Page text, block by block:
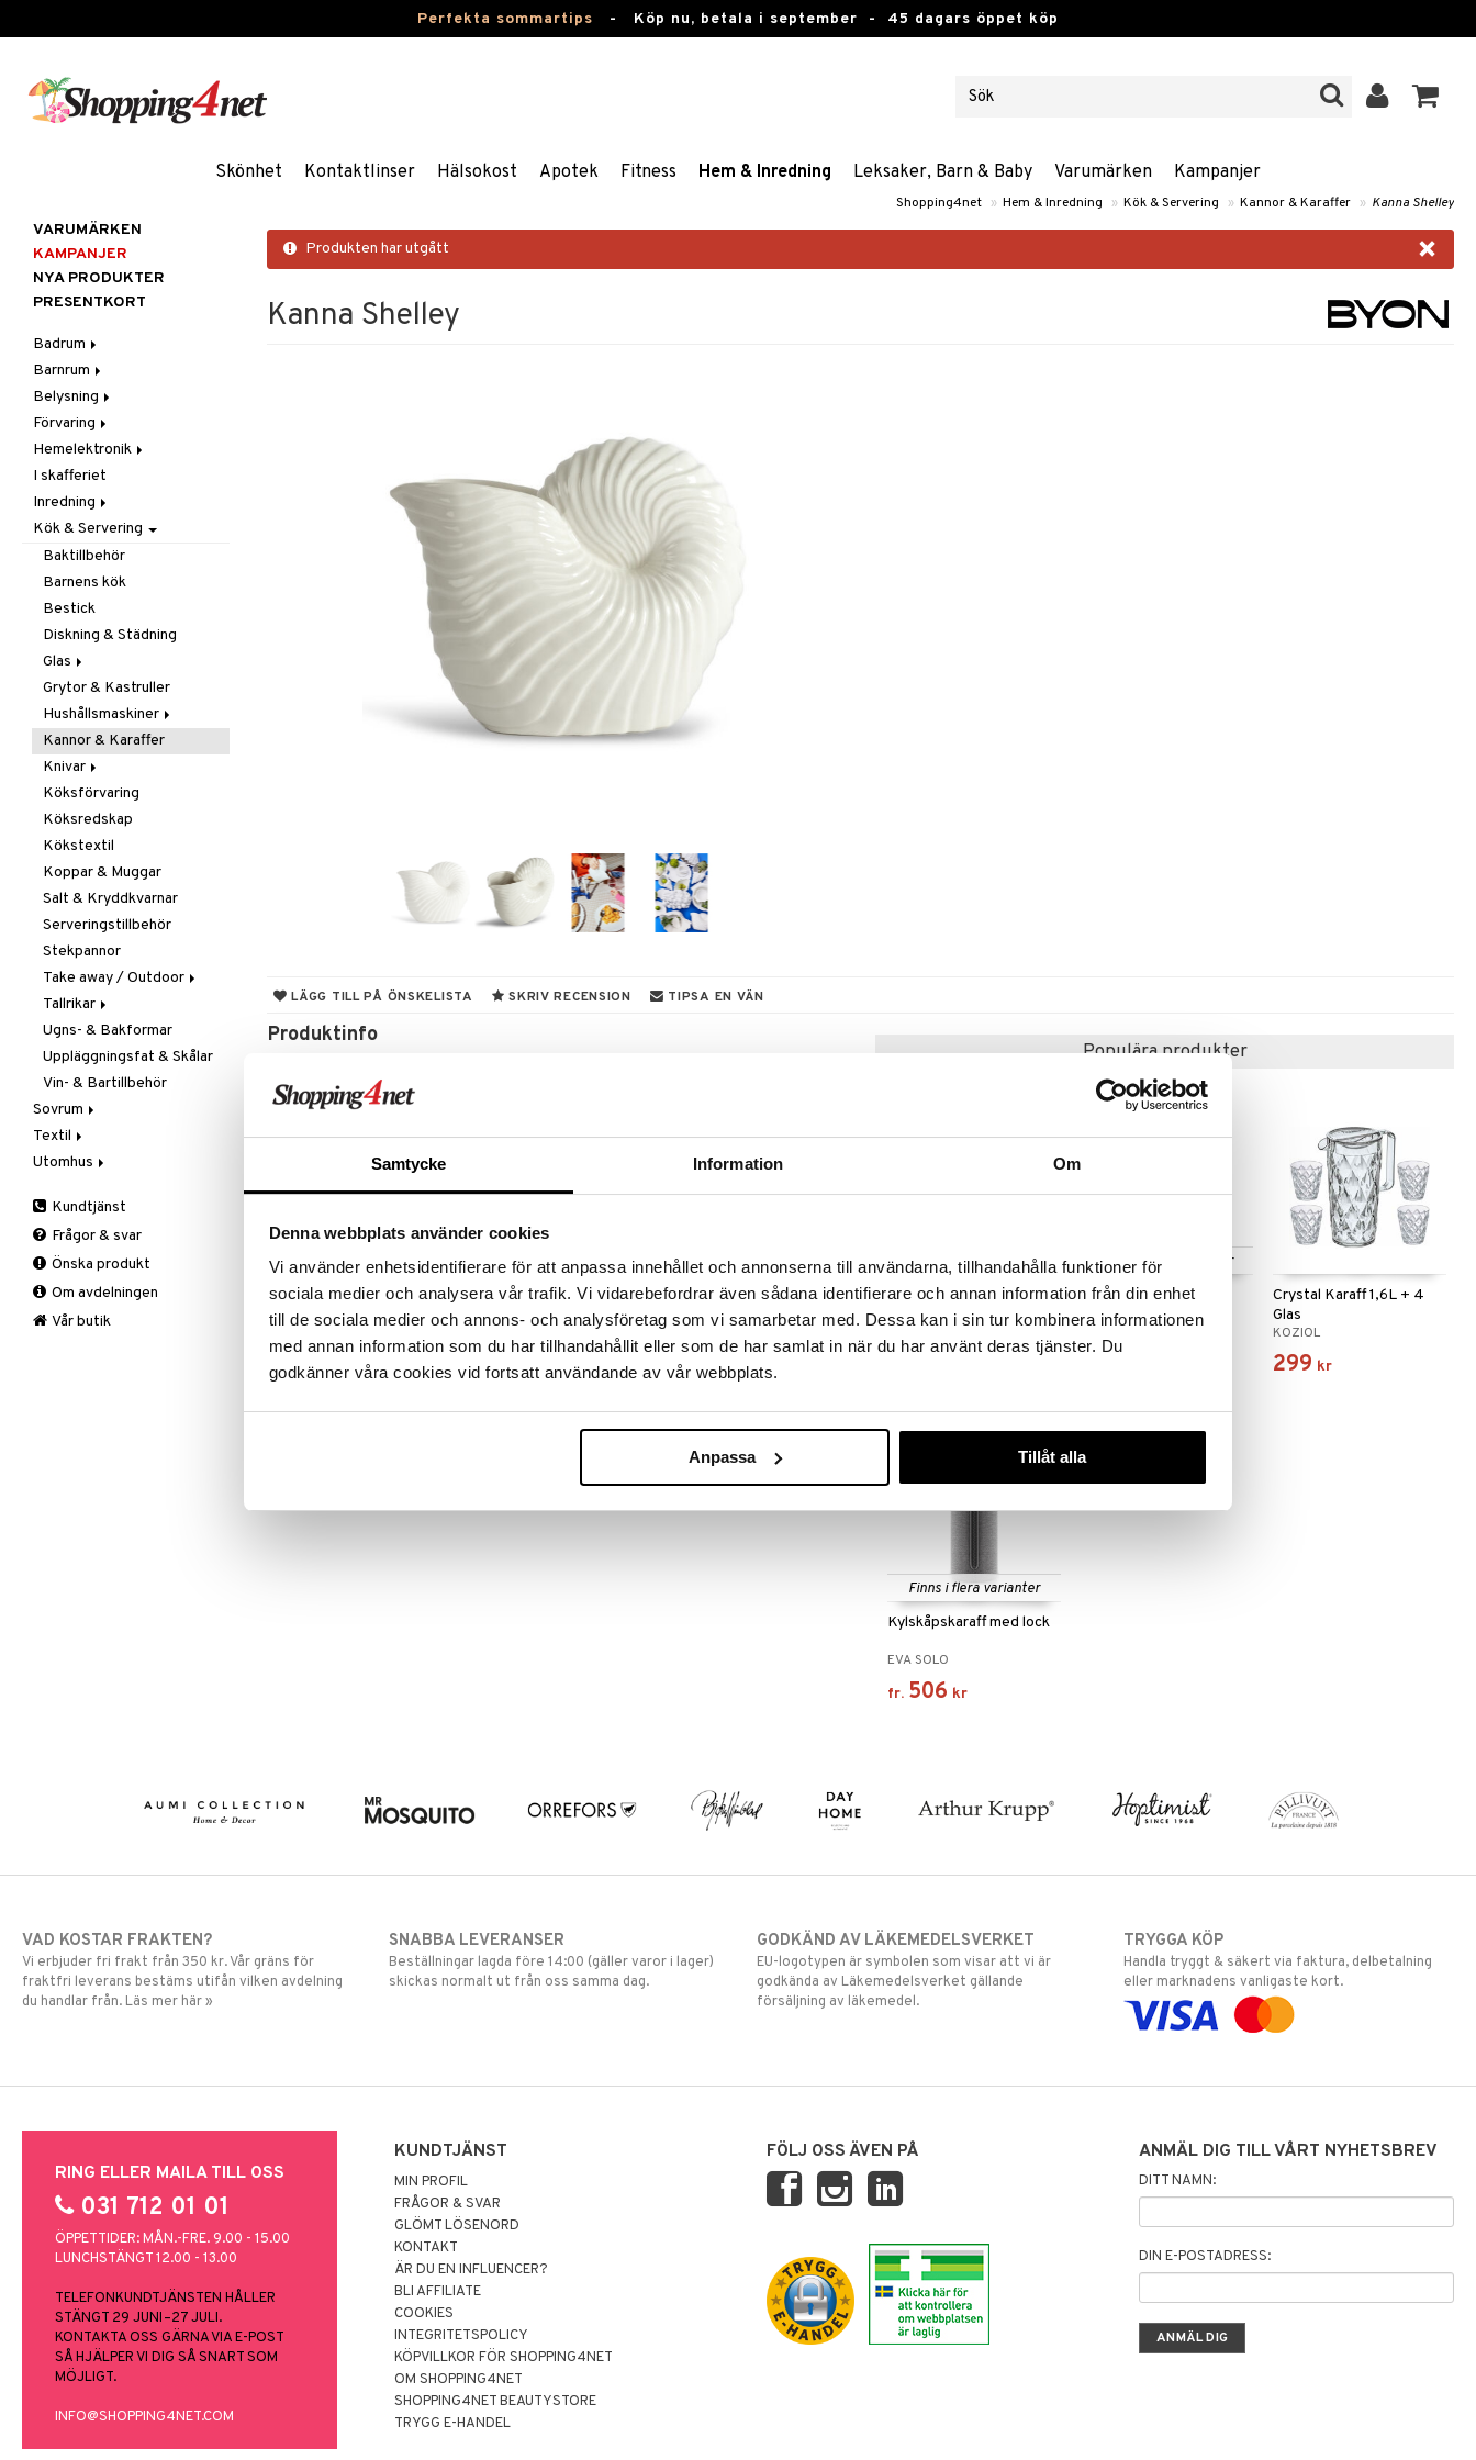
Samtycke Information Om
Denna webbplats använder cookies
Vi använder enhetsidentifierare för att anpassa innehållet och annonserna till användarna, tillhandahålla funktioner för
sociala medier och analysera vår trafik. Vi vidarebefordrar även sådana identifierare och annan information från din enhet
till de sociala medier och annons- och analysföretag som vi samarbetar med. Dessa kan i sin tur kombinera informationen
med annan information som du har tillhandahållit eller som de har samlat in när du har använt deras tjänster. Du
godkänner våra cookies vid fortsatt användande av vår webbplats.
Anpassa Tillåt alla
Perfekta sommartips - Köp nu, betala i september - 45 dagars öppet köp
Skönhet Kontaktlinser Hälsokost Apotek Fitness Hem & Inredning Leksaker, Barn & Baby Varumärken Kampanjer
Shopping4net » Hem & Inredning » Kök & Servering » Kannor & Karaffer » Kanna Shelley
×
Produkten har utgått
Kanna Shelley
LÄGG TILL PÅ ÖNSKELISTA SKRIV RECENSION TIPSA EN VÄN
Produktinfo
är en chunky karaff med unik form och gestaltning. Den strålar extra mycket tack vare
sin glossy finish. Fungerar givetvis lika bra som vas. Bara du sätter gränserna för vad
Artikelnr
Populära produkter
Finns i flera varianter
Grand Cru Termoskanna
Finns i flera varianter
Kulan termoskanna
Crystal Karaff 1,6L + 4
Glas
KOZIOL
299 kr
Finns i flera varianter
Kylskåpskaraff med lock
EVA SOLO
fr. 506 kr
VARUMÄRKEN
KAMPANJER
NYA PRODUKTER
PRESENTKORT
Badrum
Badrumsinredning
Badrumstextilier
Badrumstillbehör
Barnrum
Barnlampor
Barnmöbler
Barnrumsdekoration
Barnrumsförvaring
Barnrumstextilier
Belysning
Belysningstillbehör
Lampor
Bordslampor
Taklampor
LED-ljus
Ljuslyktor & Ljusstakar
Utomhusbelysning
Förvaring
Hängare & krokar
Hyllor
Småförvaring
Småförvaring & Korgar
Väskor
Hemelektronik
Ljud
I skafferiet
Inredning
Dekoration
Böcker
Figurer & Skulpturer
Klockor
Krukor
Metal Art
Väggdekorationer
Vaser
Doftljus & Doftspridare
Förvaring & Hyllor
Hängare & Krokar
Hyllor
Småförvaring & Korgar
Juldekoration
Ljuslyktor & Ljusstakar
Småmöbler
Kök & Servering
Baktillbehör
Barnens kök
Bestick
Diskning & Städning
Glas
Champagneglas
Dricksglas
Drink- & Cocktailglas
Ölglas
Snaps- & Avecglas
Vinglas
Whiskey- & Cognacglas
Grytor & Kastruller
Hushållsmaskiner
Brödrostar
Kaffe, Te & Espresso
Mixer & Elvispar
Övriga maskiner
Vattenkokare
Kannor & Karaffer
Knivar
Brödknivar
Knivset
Knivslipar och Brynen
Knivtillbehör
Kockknivar
Skal- & Grönsaksknivar
Skärbrädor
Specialknivar
Köksförvaring
Köksredskap
Kökstextil
Koppar & Muggar
Salt & Kryddkvarnar
Serveringstillbehör
Stekpannor
Take away / Outdoor
Flaskor
Matlådor
Termoskannor
Termosmuggar
Tallrikar
Assietter
Djupa tallrikar
Mattallrikar
Ugns- & Bakformar
Uppläggningsfat & Skålar
Vin- & Bartillbehör
Sovrum
Filtar & Plädar
Prydnadskuddar
Bäddset
Kuddar & Täcken
Lakan & Örngott
Tillbehör
Textil
Badrumstextilier
Filtar & Plädar
Kökstextilier
Mattor
Övrigt
Prydnadskuddar
Utomhus
Friluftsliv
Grill & Grilltillbehör
Krukor
Mygg- & insektsskydd
Picknick
Kundtjänst
Frågor & svar
Önska produkt
Om avdelningen
Vår butik
VAD KOSTAR FRAKTEN?
Vi erbjuder fri frakt från 350 kr. Vår gräns för
fraktfri leverans bestäms utifån vilken avdelning
du handlar från. Läs mer här »
SNABBA LEVERANSER
Beställningar lagda före 14:00 (gäller varor i lager)
skickas normalt ut från oss samma dag.
GODKÄND AV LÄKEMEDELSVERKET
EU-logotypen är symbolen som visar att vi är
godkända av Läkemedelsverket gällande
försäljning av läkemedel.
TRYGGA KÖP
Handla tryggt & säkert via faktura, delbetalning
eller marknadens vanligaste kort.
RING ELLER MAILA TILL OSS
031 712 01 01
ÖPPETTIDER: MÅN.-FRE. 9.00 - 15.00
LUNCHSTÄNGT 12.00 - 13.00
TELEFONKUNDTJÄNSTEN HÅLLER
STÄNGT 29 JUNI–27 JULI.
KONTAKTA OSS GÄRNA VIA E-POST
SÅ HJÄLPER VI DIG SÅ SNART SOM
MÖJLIGT.
INFO@SHOPPING4NET.COM
KUNDTJÄNST
MIN PROFIL
FRÅGOR & SVAR
GLÖMT LÖSENORD
KONTAKT
ÄR DU EN INFLUENCER?
BLI AFFILIATE
COOKIES
INTEGRITETSPOLICY
KÖPVILLKOR FÖR SHOPPING4NET
OM SHOPPING4NET
SHOPPING4NET BEAUTYSTORE
TRYGG E-HANDEL
FÖLJ OSS ÄVEN PÅ ANMÄL DIG TILL VÅRT NYHETSBREV
DITT NAMN:
DIN E-POSTADRESS: